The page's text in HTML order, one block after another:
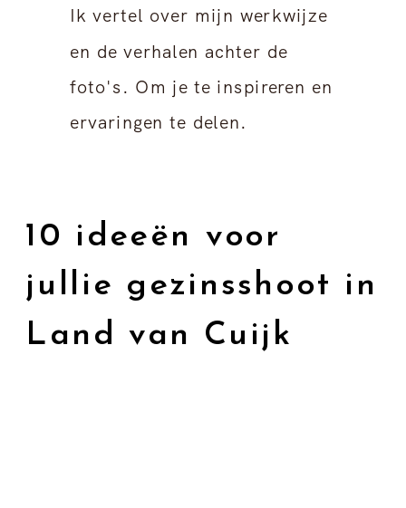
Ik vertel over mijn werkwijze
en de verhalen achter de
foto's. Om je te inspireren en
ervaringen te delen.
10 ideeën voor
jullie gezinsshoot in
Land van Cuijk